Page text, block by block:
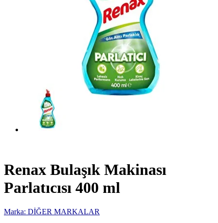
Renax Bulaşık Makinası
Parlatıcısı 400 ml
Marka: DİĞER MARKALAR